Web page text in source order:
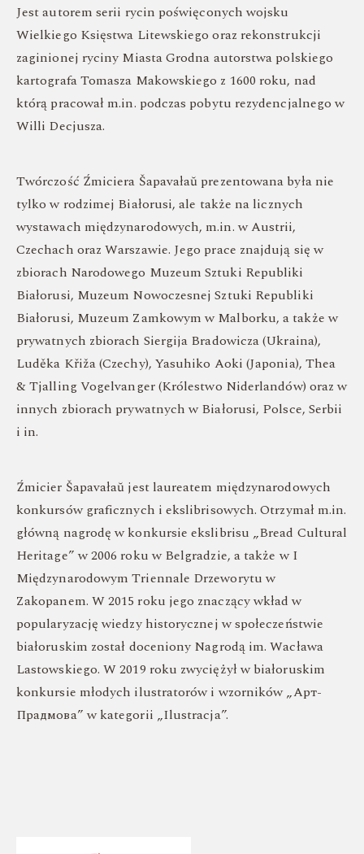
Jest autorem serii rycin poświęconych wojsku
Wielkiego Księstwa Litewskiego oraz rekonstrukcji
zaginionej ryciny Miasta Grodna autorstwa polskiego
kartografa Tomasza Makowskiego z 1600 roku, nad
którą pracował m.in. podczas pobytu rezydencjalnego w
Willi Decjusza.
Twórczość Źmiciera Šapavałaŭ prezentowana była nie
tylko w rodzimej Białorusi, ale także na licznych
wystawach międzynarodowych, m.in. w Austrii,
Czechach oraz Warszawie. Jego prace znajdują się w
zbiorach Narodowego Muzeum Sztuki Republiki
Białorusi, Muzeum Nowoczesnej Sztuki Republiki
Białorusi, Muzeum Zamkowym w Malborku, a także w
prywatnych zbiorach Siergija Bradowicza (Ukraina),
Luděka Křiža (Czechy), Yasuhiko Aoki (Japonia), Thea
& Tjalling Vogelvanger (Królestwo Niderlandów) oraz w
innych zbiorach prywatnych w Białorusi, Polsce, Serbii
i in.
Źmicier Šapavałaŭ jest laureatem międzynarodowych
konkursów graficznych i ekslibrisowych. Otrzymał m.in.
główną nagrodę w konkursie ekslibrisu „Bread Cultural
Heritage” w 2006 roku w Belgradzie, a także w I
Międzynarodowym Triennale Drzeworytu w
Zakopanem. W 2015 roku jego znaczący wkład w
popularyzację wiedzy historycznej w społeczeństwie
białoruskim został doceniony Nagrodą im. Wacława
Lastowskiego. W 2019 roku zwyciężył w białoruskim
konkursie młodych ilustratorów i wzorników „Арт-
Прадмова” w kategorii „Ilustracja”.